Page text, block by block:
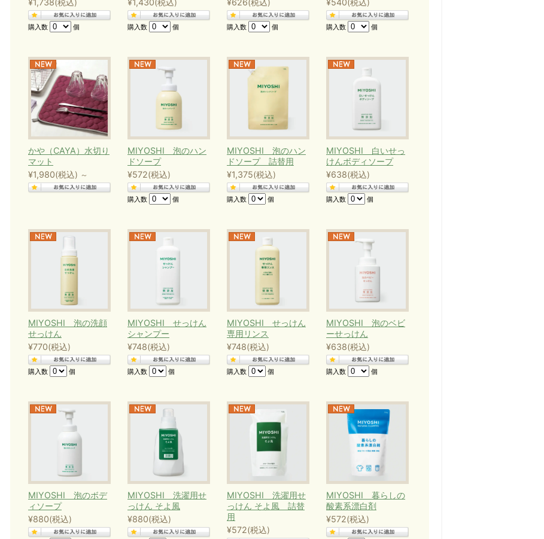
¥1,738(税込)
購入数 個
¥1,430(税込)
購入数 個
¥626(税込)
購入数 個
¥540(税込)
購入数 個
かや（CAYA）水切り
マット
¥1,980(税込) ～
MIYOSHI 泡のハン
ドソープ
¥572(税込)
購入数 個
MIYOSHI 泡のハン
ドソープ 詰替用
¥1,375(税込)
購入数 個
MIYOSHI 白いせっ
けんボディソープ
¥638(税込)
購入数 個
MIYOSHI 泡の洗顔
せっけん
¥770(税込)
購入数 個
MIYOSHI せっけん
シャンプー
¥748(税込)
購入数 個
MIYOSHI せっけん
専用リンス
¥748(税込)
購入数 個
MIYOSHI 泡のベビ
ーせっけん
¥638(税込)
購入数 個
MIYOSHI 泡のボデ
ィソープ
¥880(税込)
MIYOSHI 洗濯用せ
っけん そよ風
¥880(税込)
MIYOSHI 洗濯用せ
っけん そよ風 詰替
用
¥572(税込)
MIYOSHI 暮らしの
酸素系漂白剤
¥572(税込)